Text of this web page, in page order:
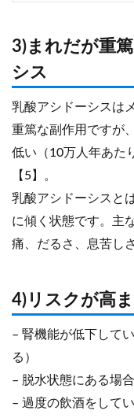
3)まれだが重
シス
乳酸アシドーシスは
重篤な副作用ですが
低い（10万人年あた
【5】。
乳酸アシドーシスと
に傾く状態です。主
痛、だるさ、息苦し
4)リスクが高
– 腎機能が低下して
る）
– 脱水状態にある場合
– 過度の飲酒をして